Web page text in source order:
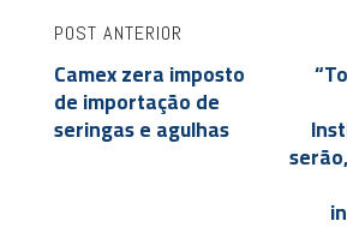
POST ANTERIOR
Camex zera imposto
de importação de
seringas e agulhas